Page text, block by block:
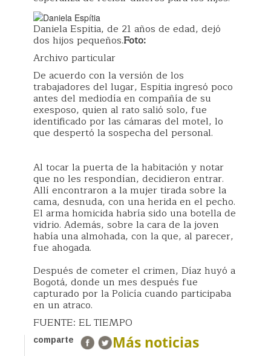
Daniela Espitia, de 21 años de edad, dejó
dos hijos pequeños.Foto:
Archivo particular
De acuerdo con la versión de los
trabajadores del lugar, Espitia ingresó poco
antes del mediodía en compañía de su
exesposo, quien al rato salió solo, fue
identificado por las cámaras del motel, lo
que despertó la sospecha del personal.
Al tocar la puerta de la habitación y notar
que no les respondían, decidieron entrar.
Allí encontraron a la mujer tirada sobre la
cama, desnuda, con una herida en el pecho.
El arma homicida habría sido una botella de
vidrio. Además, sobre la cara de la joven
había una almohada, con la que, al parecer,
fue ahogada.
Después de cometer el crimen, Díaz huyó a
Bogotá, donde un mes después fue
capturado por la Policía cuando participaba
en un atraco.
FUENTE: EL TIEMPO
comparte Más noticias